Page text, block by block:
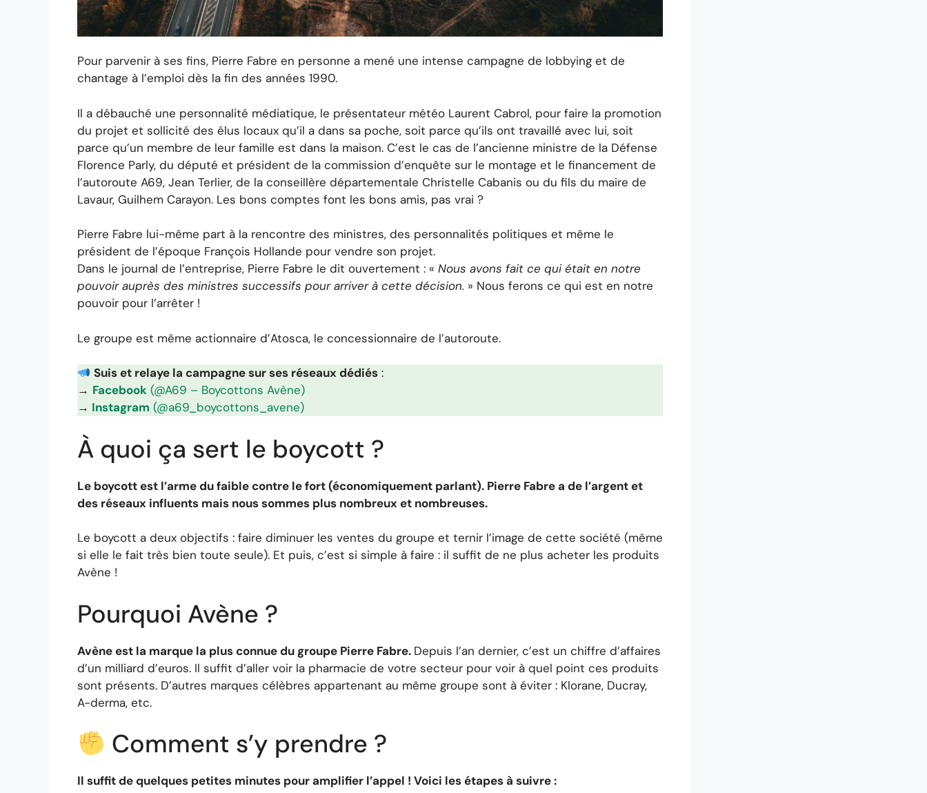
s’agit pas d’altruisme, mais surtout de satisfaire les intérêts du groupe en facilitant le transit de ses
marchandises et en connectant davantage les employés de ses différents sites (Toulouse, Castres, etc.).
Pour parvenir à ses fins, Pierre Fabre en personne a mené une intense campagne de lobbying et de
chantage à l’emploi dès la fin des années 1990.
Il a débauché une personnalité médiatique, le présentateur météo Laurent Cabrol, pour faire la promotion
du projet et sollicité des élus locaux qu’il a dans sa poche, soit parce qu’ils ont travaillé avec lui, soit
parce qu’un membre de leur famille est dans la maison. C’est le cas de l’ancienne ministre de la Défense
Florence Parly, du député et président de la commission d’enquête sur le montage et le financement de
l’autoroute A69, Jean Terlier, de la conseillère départementale Christelle Cabanis ou du fils du maire de
Lavaur, Guilhem Carayon. Les bons comptes font les bons amis, pas vrai ?
Pierre Fabre lui-même part à la rencontre des ministres, des personnalités politiques et même le
président de l’époque François Hollande pour vendre son projet.
Dans le journal de l’entreprise, Pierre Fabre le dit ouvertement : « Nous avons fait ce qui était en notre
pouvoir auprès des ministres successifs pour arriver à cette décision. » Nous ferons ce qui est en notre
pouvoir pour l’arrêter !
Le groupe est même actionnaire d’Atosca, le concessionnaire de l’autoroute.
Suis et relaye la campagne sur ses réseaux dédiés :
→ Facebook (@A69 – Boycottons Avène)
→ Instagram (@a69_boycottons_avene)
À quoi ça sert le boycott ?
Le boycott est l’arme du faible contre le fort (économiquement parlant). Pierre Fabre a de l’argent et
des réseaux influents mais nous sommes plus nombreux et nombreuses.
Le boycott a deux objectifs : faire diminuer les ventes du groupe et ternir l’image de cette société (même
si elle le fait très bien toute seule). Et puis, c’est si simple à faire : il suffit de ne plus acheter les produits
Avène !
Pourquoi Avène ?
Avène est la marque la plus connue du groupe Pierre Fabre. Depuis l’an dernier, c’est un chiffre d’affaires
d’un milliard d’euros. Il suffit d’aller voir la pharmacie de votre secteur pour voir à quel point ces produits
sont présents. D’autres marques célèbres appartenant au même groupe sont à éviter : Klorane, Ducray,
A-derma, etc.
Comment s’y prendre ?
Il suffit de quelques petites minutes pour amplifier l’appel ! Voici les étapes à suivre :